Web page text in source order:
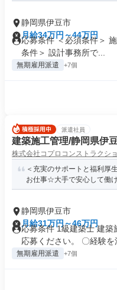
静岡県伊豆市
月給34万円～44万円
応募条件 ＜必須条件＞
条件＞ 設計事務所で...
無期雇用派遣 +7個
派遣社員
建築施工管理/静岡県伊
株式会社コプロコンストラクシ
＜充実のサポートと福利厚
お仕事☆大手で安心して働
静岡県伊豆市
月給31万円～46万円
応募条件 1級建築士 建築
応募ください。 〇経験を
無期雇用派遣 +7個